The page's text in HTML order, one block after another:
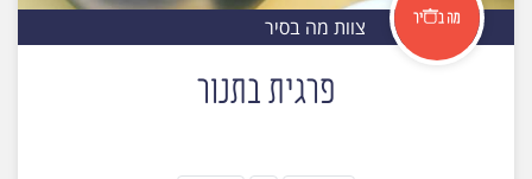
צוות מה בסיר
פרגית בתנור